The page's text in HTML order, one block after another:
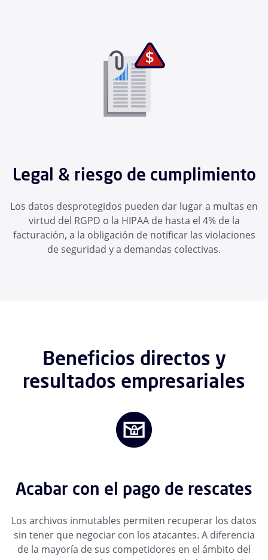
Legal & riesgo de cumplimiento
Los datos desprotegidos pueden dar lugar a multas en
virtud del RGPD o la HIPAA de hasta el 4% de la
facturación, a la obligación de notificar las violaciones
de seguridad y a demandas colectivas.
Beneficios directos y
resultados empresariales
Acabar con el pago de rescates
Los archivos inmutables permiten recuperar los datos
sin tener que negociar con los atacantes. A diferencia
de la mayoría de sus competidores en el ámbito del